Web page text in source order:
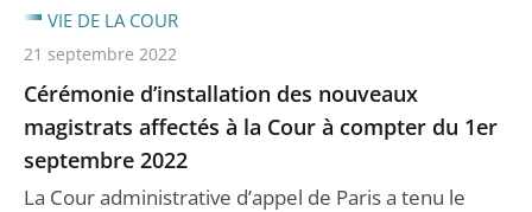
Cérémonie d’installation des nouveaux
magistrats affectés à la Cour à compter du 1er
septembre 2022
La Cour administrative d’appel de Paris a tenu le
VIE DE LA COUR
21 septembre 2022